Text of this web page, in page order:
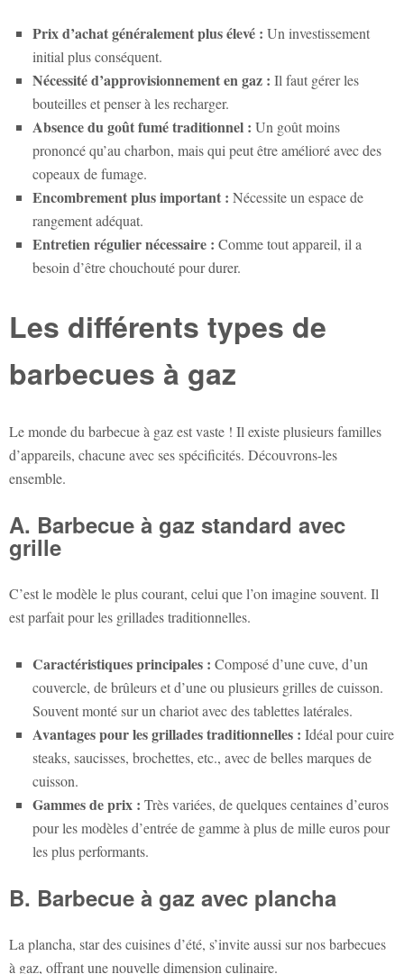
Prix d’achat généralement plus élevé : Un investissement
initial plus conséquent.
Nécessité d’approvisionnement en gaz : Il faut gérer les
bouteilles et penser à les recharger.
Absence du goût fumé traditionnel : Un goût moins
prononcé qu’au charbon, mais qui peut être amélioré avec des
copeaux de fumage.
Encombrement plus important : Nécessite un espace de
rangement adéquat.
Entretien régulier nécessaire : Comme tout appareil, il a
besoin d’être chouchouté pour durer.
Les différents types de
barbecues à gaz
Le monde du barbecue à gaz est vaste ! Il existe plusieurs familles
d’appareils, chacune avec ses spécificités. Découvrons-les
ensemble.
A. Barbecue à gaz standard avec
grille
C’est le modèle le plus courant, celui que l’on imagine souvent. Il
est parfait pour les grillades traditionnelles.
Caractéristiques principales : Composé d’une cuve, d’un
couvercle, de brûleurs et d’une ou plusieurs grilles de cuisson.
Souvent monté sur un chariot avec des tablettes latérales.
Avantages pour les grillades traditionnelles : Idéal pour cuire
steaks, saucisses, brochettes, etc., avec de belles marques de
cuisson.
Gammes de prix : Très variées, de quelques centaines d’euros
pour les modèles d’entrée de gamme à plus de mille euros pour
les plus performants.
B. Barbecue à gaz avec plancha
La plancha, star des cuisines d’été, s’invite aussi sur nos barbecues
à gaz, offrant une nouvelle dimension culinaire.